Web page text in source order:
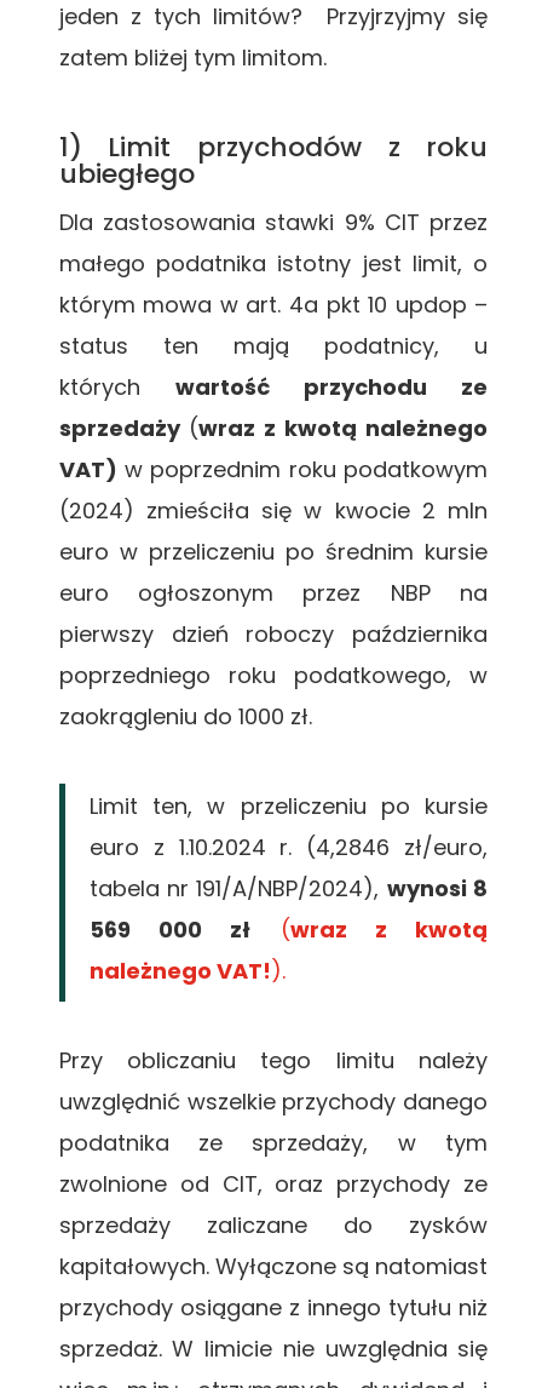
jeden z tych limitów? Przyjrzyjmy się
zatem bliżej tym limitom.
1) Limit przychodów z roku
ubiegłego
Dla zastosowania stawki 9% CIT przez
małego podatnika istotny jest limit, o
którym mowa w art. 4a pkt 10 updop –
status ten mają podatnicy, u
których wartość przychodu ze
sprzedaży (wraz z kwotą należnego
VAT) w poprzednim roku podatkowym
(2024) zmieściła się w kwocie 2 mln
euro w przeliczeniu po średnim kursie
euro ogłoszonym przez NBP na
pierwszy dzień roboczy października
poprzedniego roku podatkowego, w
zaokrągleniu do 1000 zł.
Limit ten, w przeliczeniu po kursie
euro z 1.10.2024 r. (4,2846 zł/euro,
tabela nr 191/A/NBP/2024), wynosi 8
569 000 zł (wraz z kwotą
należnego VAT!).
Przy obliczaniu tego limitu należy
uwzględnić wszelkie przychody danego
podatnika ze sprzedaży, w tym
zwolnione od CIT, oraz przychody ze
sprzedaży zaliczane do zysków
kapitałowych. Wyłączone są natomiast
przychody osiągane z innego tytułu niż
sprzedaż. W limicie nie uwzględnia się